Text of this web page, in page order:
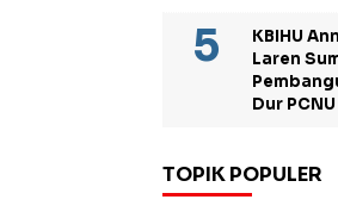
KBIHU
Laren
Dur
TOPIK POPULER